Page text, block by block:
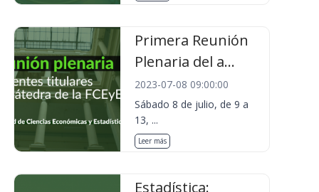
Primera Reunión
Plenaria del a...
2023-07-08 09:00:00
Sábado 8 de julio, de 9 a
13, ...
Leer más
Estadística: